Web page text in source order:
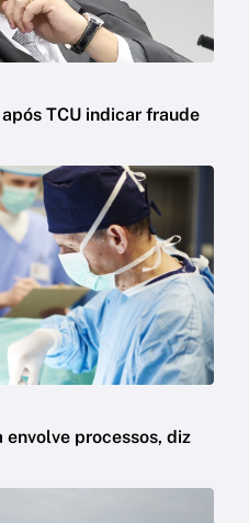
TCU indicar fraude
envolve processos, diz